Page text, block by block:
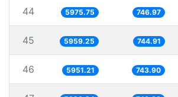
44 5975.75 746.97
45 5959.25 744.91
46 5951.21 743.90